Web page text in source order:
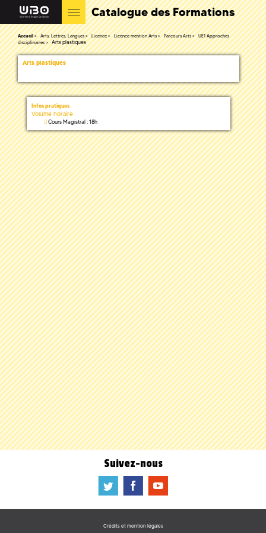
Catalogue des Formations
Accueil Arts, Lettres, Langues Licence Licence mention Arts Parcours Arts
UE1 Approches
disciplinaires
Arts plastiques
Arts plastiques
Infos pratiques
Volume horaire
Cours Magistral : 18h
Suivez-nous
a b f
Crédits et mention légales